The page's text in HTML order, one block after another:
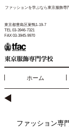
ファッションを学ぶなら東京服飾
東京都豊島区巣鴨1-19-7
TEL 03-3946-7321
FAX 03-3945-9970
ホーム
ファッション専